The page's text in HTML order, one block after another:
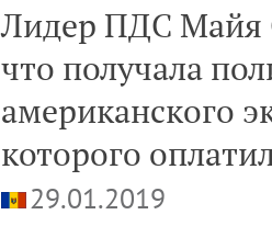
Лидер ПДС Майя
что получала
американского
которого
29.01.2019